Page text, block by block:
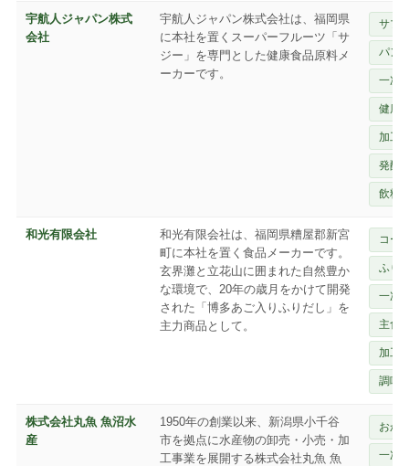
宇航人ジャパン株式
会社
宇航人ジャパン株式会社は、福岡県
に本社を置くスーパーフルーツ「サ
ジー」を専門とした健康食品原料メ
ーカーです。
サプ
パン
一次
健康
加工
発酵
飲料
和光有限会社
和光有限会社は、福岡県糟屋郡新宮
町に本社を置く食品メーカーです。
玄界灘と立花山に囲まれた自然豊か
な環境で、20年の歳月をかけて開発
された「博多あご入りふりだし」を
主力商品として。
コー
ふり
一次
主食
加工
調味
株式会社丸魚 魚沼水
産
1950年の創業以来、新潟県小千谷
市を拠点に水産物の卸売・小売・加
工事業を展開する株式会社丸魚 魚
おか
一次